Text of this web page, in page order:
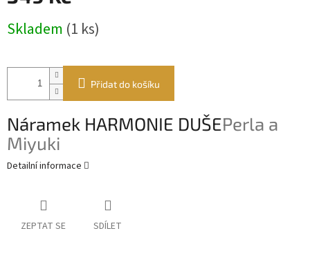
cena:
Skladem (1 ks)
Přidat do košíku
Náramek HARMONIE DUŠEPerla a
Miyuki
Detailní informace
ZEPTAT SE SDÍLET